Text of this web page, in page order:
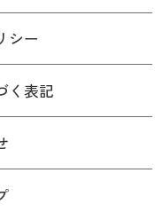
シー
く表記